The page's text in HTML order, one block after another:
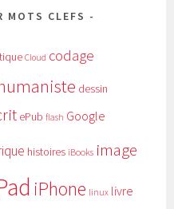
MOTS CLEFS
Cloud codage
dessin
ePub flash Google
histoires iBooks image
iPhone linux livre